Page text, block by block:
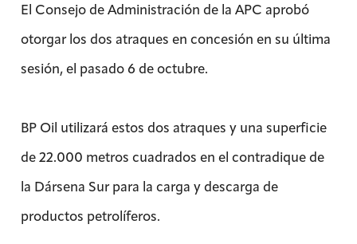
El Consejo de Administración de la APC aprobó
otorgar los dos atraques en concesión en su última
sesión, el pasado 6 de octubre.
BP Oil utilizará estos dos atraques y una superficie
de 22.000 metros cuadrados en el contradique de
la Dársena Sur para la carga y descarga de
productos petrolíferos.